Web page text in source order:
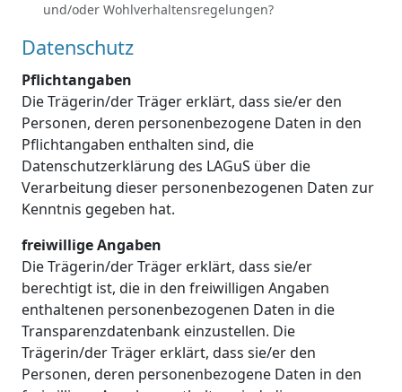
und/oder Wohlverhaltensregelungen?
Datenschutz
Pflichtangaben
Die Trägerin/der Träger erklärt, dass sie/er den
Personen, deren personenbezogene Daten in den
Pflichtangaben enthalten sind, die
Datenschutzerklärung des LAGuS über die
Verarbeitung dieser personenbezogenen Daten zur
Kenntnis gegeben hat.
freiwillige Angaben
Die Trägerin/der Träger erklärt, dass sie/er
berechtigt ist, die in den freiwilligen Angaben
enthaltenen personenbezogenen Daten in die
Transparenzdatenbank einzustellen. Die
Trägerin/der Träger erklärt, dass sie/er den
Personen, deren personenbezogene Daten in den